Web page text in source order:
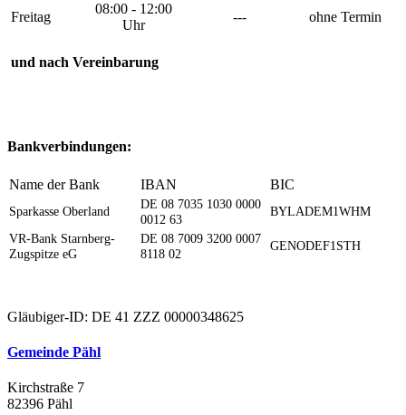
Freitag
08:00 - 12:00
Uhr
--- ohne Termin
und nach Vereinbarung
Bankverbindungen:
Name der Bank IBAN BIC
Sparkasse Oberland
DE 08 7035 1030 0000
0012 63
BYLADEM1WHM
VR-Bank Starnberg-
Zugspitze eG
DE 08 7009 3200 0007
8118 02
GENODEF1STH
Gläubiger-ID: DE 41 ZZZ 00000348625
Gemeinde Pähl
Kirchstraße 7
82396 Pähl